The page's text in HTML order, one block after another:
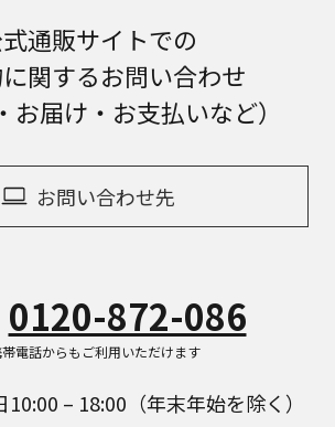
通販サイトでの
関するお問い合わせ
お届け・お支払いなど）
お問い合わせ先
0120-872-086
電話からもご利用いただけます
– 18:00（年末年始を除く）